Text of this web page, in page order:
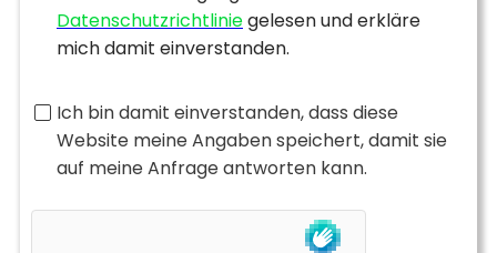
Datenschutzrichtliniegelesen und erkläre
mich damit einverstanden.
Ich bin damit einverstanden, dass diese
Website meine Angaben speichert, damit sie
auf meine Anfrage antworten kann.